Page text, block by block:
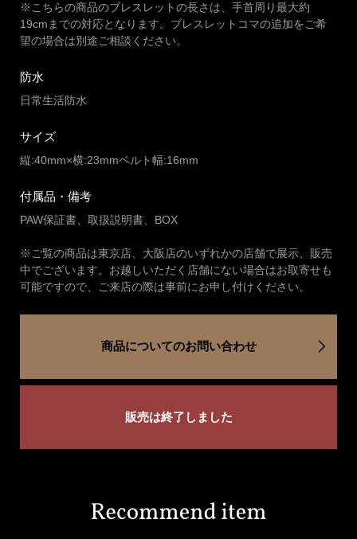
※こちらの商品のブレスレットの長さは、手首周り最大約
19cmまでの対応となります。ブレスレットコマの追加をご希
望の場合は別途ご相談ください。
防水
日常生活防水
サイズ
縦:40mm×横:23mmベルト幅:16mm
付属品・備考
PAW保証書、取扱説明書、BOX
※ご覧の商品は東京店、大阪店のいずれかの店舗で展示、販売
中でございます。お越しいただく店舗にない場合はお取寄せも
可能ですので、ご来店の際は事前にお申し付けください。
商品についてのお問い合わせ
販売は終了しました